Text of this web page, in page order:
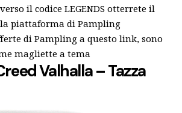
il codice LEGENDS otterrete il
piattaforma di Pampling
di Pampling a questo link, sono
magliette a tema
Valhalla – Tazza